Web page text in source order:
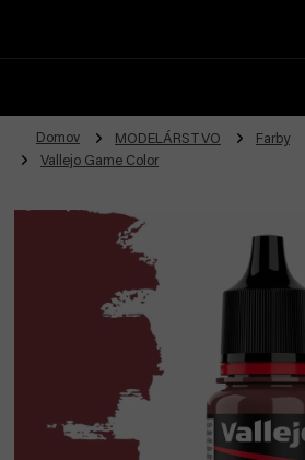
Domov MODELÁRSTVO Farby
Vallejo Game Color